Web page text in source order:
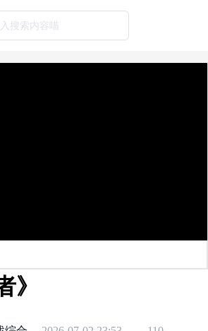
搜索内容喵
》